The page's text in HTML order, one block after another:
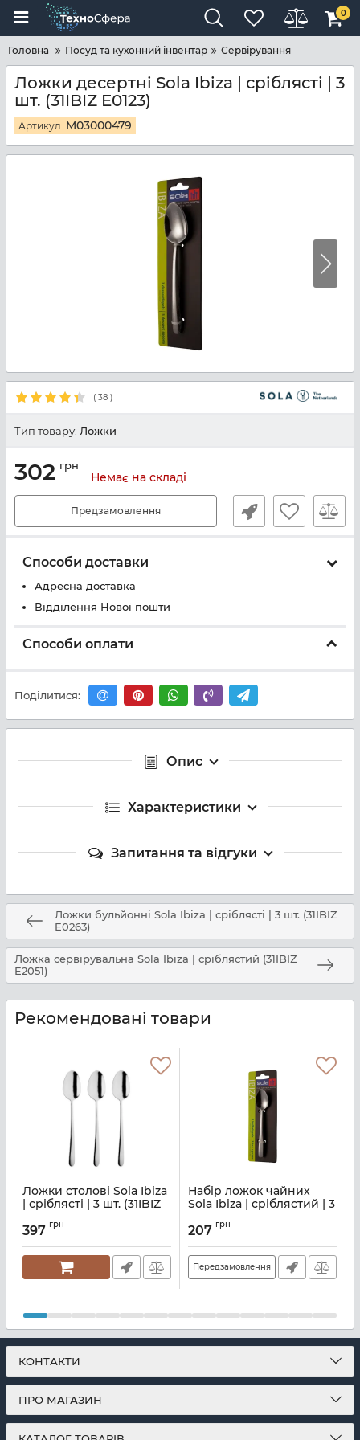
0
Головна Посуд та кухонний інвентар Сервірування
Ложки десертні Sola Ibiza | сріблясті | 3
шт. (31IBIZ E0123)
Артикул: M03000479
( 38 )
Тип товару: Ложки
302 грн
Немає на складі
Предзамовлення
Способи доставки
Адресна доставка
Відділення Нової пошти
Способи оплати
Поділитися:
Опис
Характеристики
Запитання та відгуки
Ложки бульйонні Sola Ibiza | сріблясті | 3 шт. (31IBIZ
E0263)
Ложка сервірувальна Sola Ibiza | сріблястий (31IBIZ
E2051)
Рекомендовані товари
Ложки столові Sola Ibiza
| сріблясті | 3 шт. (31IBIZ
Артикул:
397 грн
Набір ложок чайних
Sola Ibiza | сріблястий | 3
Артикул:
207 грн
Передзамовлення
КОНТАКТИ
ПРО МАГАЗИН